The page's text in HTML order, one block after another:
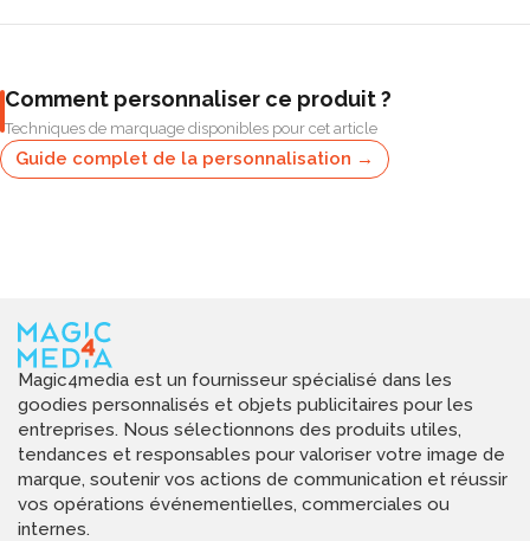
Comment personnaliser ce produit ?
Techniques de marquage disponibles pour cet article
Guide complet de la personnalisation →
Magic4media est un fournisseur spécialisé dans les
goodies personnalisés et objets publicitaires pour les
entreprises. Nous sélectionnons des produits utiles,
tendances et responsables pour valoriser votre image de
marque, soutenir vos actions de communication et réussir
vos opérations événementielles, commerciales ou
internes.